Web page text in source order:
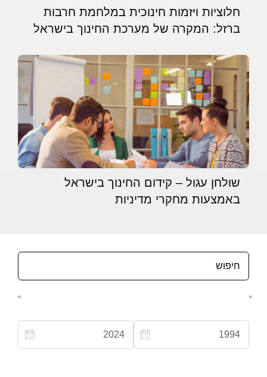
חלוציות ויזמות חינוכית במלחמת חרבות
ברזל: המקרה של מערכת החינוך בישראל
שולחן עגול – קידום החינוך בישראל
באמצעות מחקרי מדיניות